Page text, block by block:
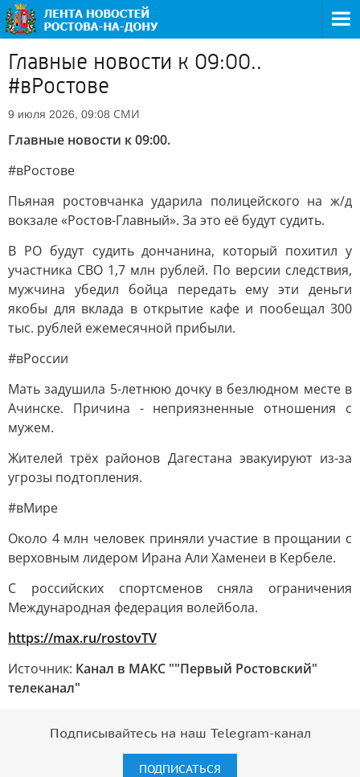
Главные новости к 09:00..
#вРостове
9 июля 2026, 09:08 СМИ
Главные новости к 09:00.
#вРостове
Пьяная ростовчанка ударила полицейского на ж/д
вокзале «Ростов-Главный». За это её будут судить.
В РО будут судить дончанина, который похитил у
участника СВО 1,7 млн рублей. По версии следствия,
мужчина убедил бойца передать ему эти деньги
якобы для вклада в открытие кафе и пообещал 300
тыс. рублей ежемесячной прибыли.
#вРоссии
Мать задушила 5-летнюю дочку в безлюдном месте в
Ачинске. Причина - неприязненные отношения с
мужем.
Жителей трёх районов Дагестана эвакуируют из-за
угрозы подтопления.
#вМире
Около 4 млн человек приняли участие в прощании с
верховным лидером Ирана Али Хаменеи в Кербеле.
С российских спортсменов сняла ограничения
Международная федерация волейбола.
https://max.ru/rostovTV
Источник: Канал в МАКС ""Первый Ростовский"
телеканал"
Подписывайтесь на наш Telegram-канал
ПОДПИСАТЬСЯ